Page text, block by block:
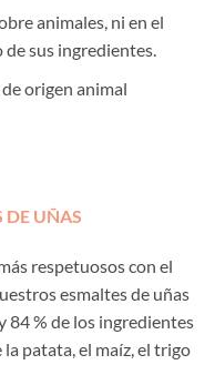
animales, ni en el
sus ingredientes.
origen animal
DE UÑAS
respetuosos con el
esmaltes de uñas
84 % de los ingredientes
patata, el maíz, el trigo